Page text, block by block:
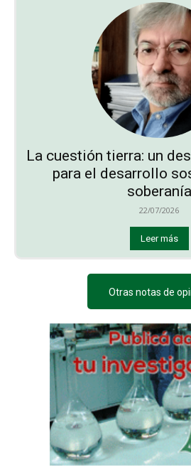
La cuestión tierra: un
para el desarrollo
soberanía
22/07/2026
Leer más
Otras notas de